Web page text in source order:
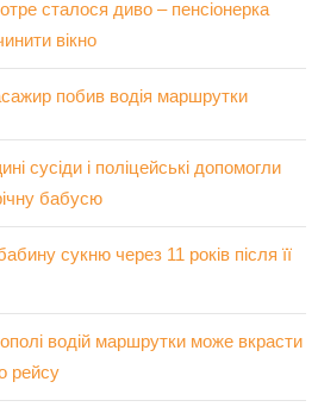
сталося диво – пенсіонерка
вікно
побив водія маршрутки
сусіди і поліцейські допомогли
бабусю
сукню через 11 років після її
водій маршрутки може вкрасти
рейсу